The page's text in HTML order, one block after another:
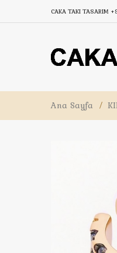
CAKA TAKI TASARIM
Ana Sayfa /